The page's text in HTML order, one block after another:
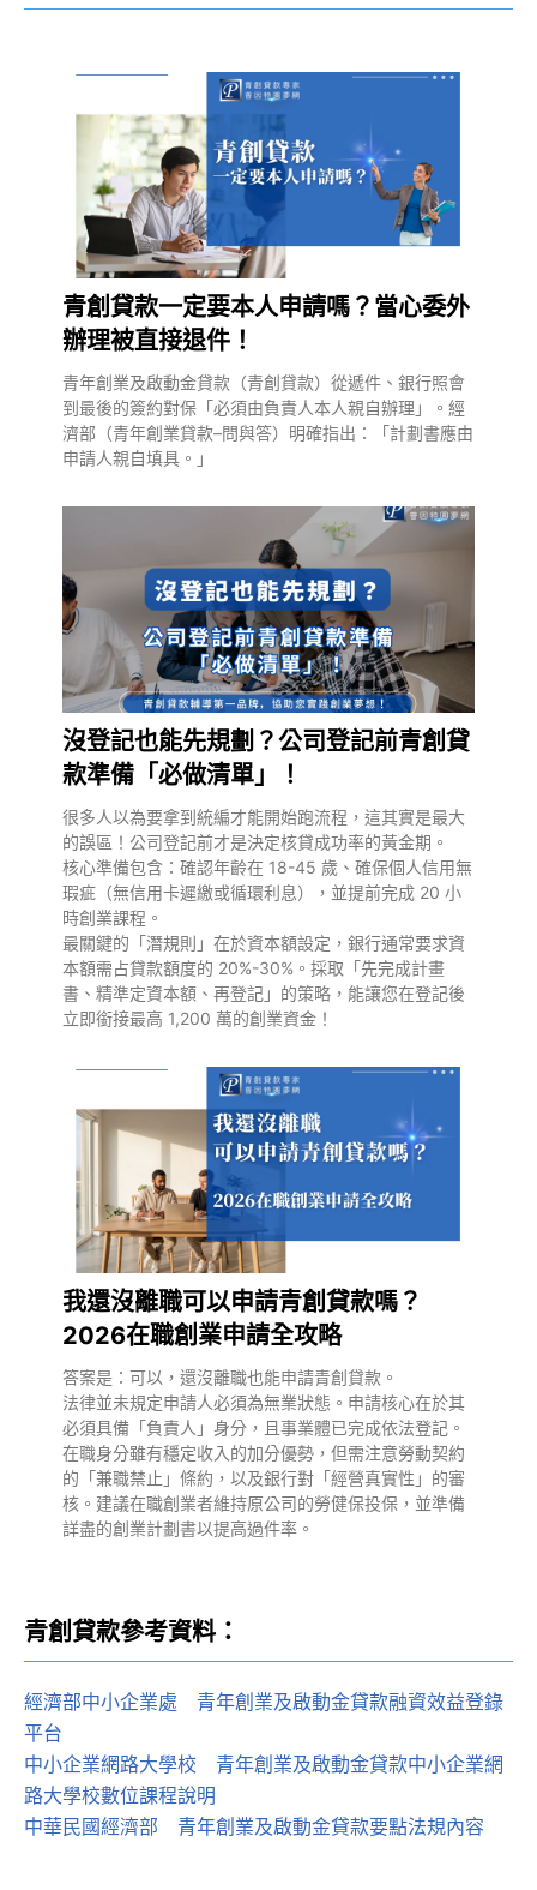
青創貸款一定要本人申請嗎？當心委外
辦理被直接退件！
青年創業及啟動金貸款（青創貸款）從遞件、銀行照會
到最後的簽約對保「必須由負責人本人親自辦理」。經
濟部（青年創業貸款–問與答）明確指出：「計劃書應由
申請人親自填具。」
沒登記也能先規劃？公司登記前青創貸
款準備「必做清單」！
很多人以為要拿到統編才能開始跑流程，這其實是最大
的誤區！公司登記前才是決定核貸成功率的黃金期。
核心準備包含：確認年齡在 18-45 歲、確保個人信用無
瑕疵（無信用卡遲繳或循環利息），並提前完成 20 小
時創業課程。
最關鍵的「潛規則」在於資本額設定，銀行通常要求資
本額需占貸款額度的 20%-30%。採取「先完成計畫
書、精準定資本額、再登記」的策略，能讓您在登記後
立即銜接最高 1,200 萬的創業資金！
我還沒離職可以申請青創貸款嗎？
2026在職創業申請全攻略
答案是：可以，還沒離職也能申請青創貸款。
法律並未規定申請人必須為無業狀態。申請核心在於其
必須具備「負責人」身分，且事業體已完成依法登記。
在職身分雖有穩定收入的加分優勢，但需注意勞動契約
的「兼職禁止」條約，以及銀行對「經營真實性」的審
核。建議在職創業者維持原公司的勞健保投保，並準備
詳盡的創業計劃書以提高過件率。
青創貸款參考資料：
經濟部中小企業處
青年創業及啟動金貸款融資效益登錄
平台
中小企業網路大學校
青年創業及啟動金貸款中小企業網
路大學校數位課程說明
中華民國經濟部
青年創業及啟動金貸款要點法規內容